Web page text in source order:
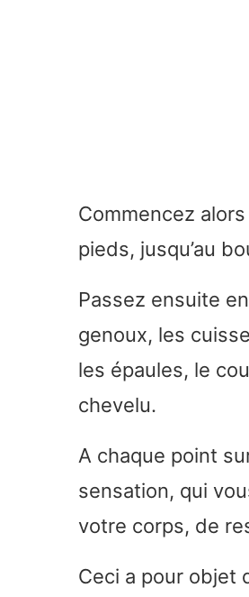
Commencez
pieds, jusqu’au
Passez ensuite
genoux, les
les épaules, le
chevelu.
A chaque point
sensation, qui
votre corps, de
Ceci a pour objet